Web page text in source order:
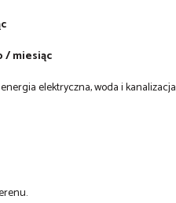
/ miesiąc
elektryczna, woda i kanalizacja